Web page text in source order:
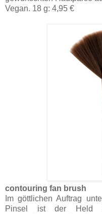
Vegan. 18 g: 4,95 €
contouring fan brush
Im göttlichen Auftrag
Pinsel ist der Held